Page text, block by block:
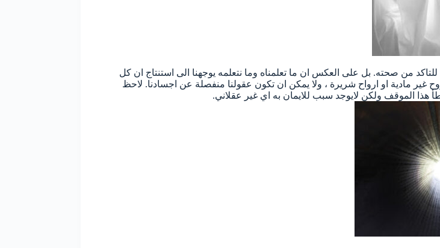
من صحته. بل على العكس ان ما تعلمناه وما نتعلمه يوجهنا الى استنتاج ان كل
غير مادية او ارواح شريرة ، ولا يمكن ان تكون عقولنا منفصلة عن اجسادنا. لاحظ
هذا الموقف ولكن لايوجد سبب للايمان به اي غير عقلاني.